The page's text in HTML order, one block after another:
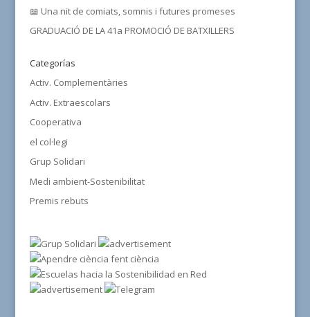
📖 Una nit de comiats, somnis i futures promeses
GRADUACIÓ DE LA 41a PROMOCIÓ DE BATXILLERS
Categorías
Activ. Complementàries
Activ. Extraescolars
Cooperativa
el col·legi
Grup Solidari
Medi ambient-Sostenibilitat
Premis rebuts